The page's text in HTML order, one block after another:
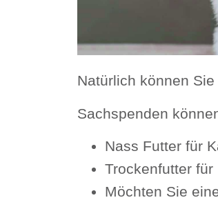
Natürlich können
Sachspenden
Nass Futter für
Trockenfutter für
Möchten Sie